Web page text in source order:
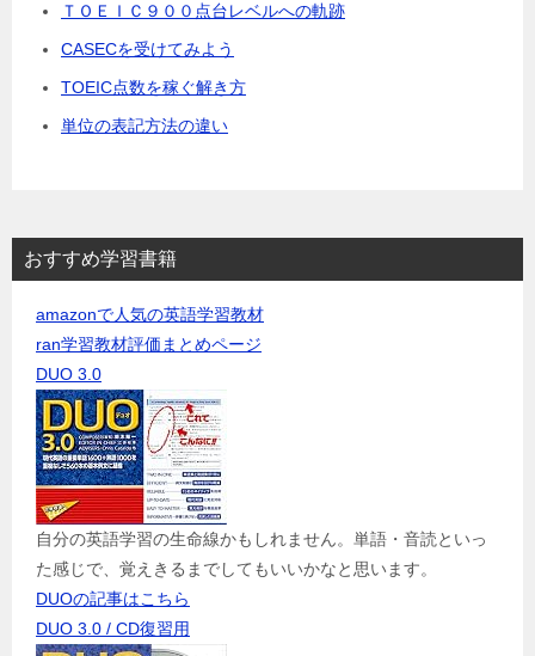
ＴＯＥＩＣ９００点台レベルへの軌跡
CASECを受けてみよう
TOEIC点数を稼ぐ解き方
単位の表記方法の違い
おすすめ学習書籍
amazonで人気の英語学習教材
ran学習教材評価まとめページ
DUO 3.0
自分の英語学習の生命線かもしれません。単語・音読といっ
た感じで、覚えきるまでしてもいいかなと思います。
DUOの記事はこちら
DUO 3.0 / CD復習用